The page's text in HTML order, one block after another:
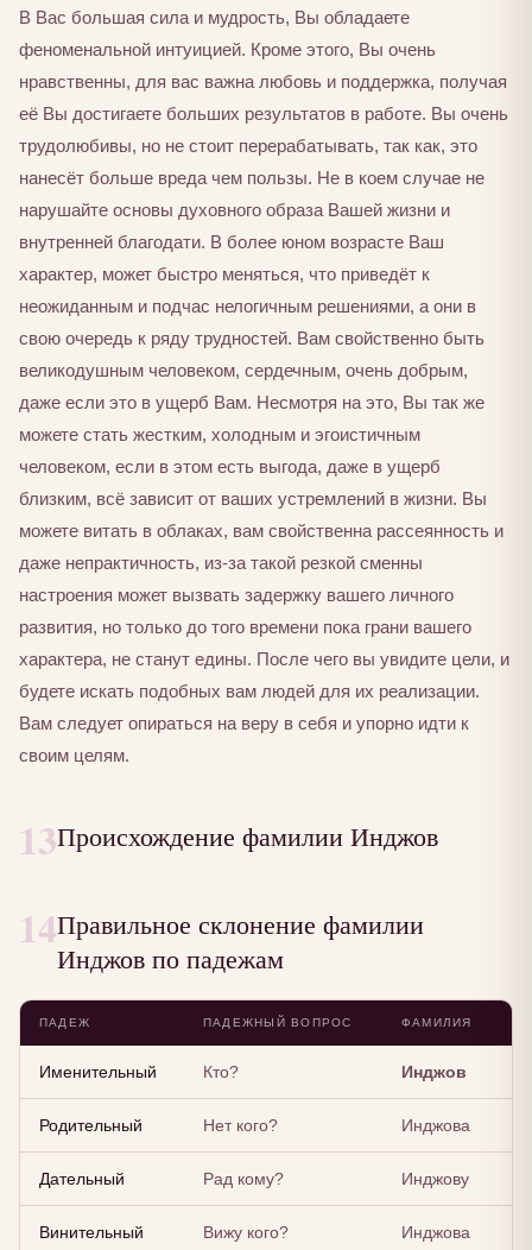
В Вас большая сила и мудрость, Вы обладаете
феноменальной интуицией. Кроме этого, Вы очень
нравственны, для вас важна любовь и поддержка, получая
её Вы достигаете больших результатов в работе. Вы очень
трудолюбивы, но не стоит перерабатывать, так как, это
нанесёт больше вреда чем пользы. Не в коем случае не
нарушайте основы духовного образа Вашей жизни и
внутренней благодати. В более юном возрасте Ваш
характер, может быстро меняться, что приведёт к
неожиданным и подчас нелогичным решениями, а они в
свою очередь к ряду трудностей. Вам свойственно быть
великодушным человеком, сердечным, очень добрым,
даже если это в ущерб Вам. Несмотря на это, Вы так же
можете стать жестким, холодным и эгоистичным
человеком, если в этом есть выгода, даже в ущерб
близким, всё зависит от ваших устремлений в жизни. Вы
можете витать в облаках, вам свойственна рассеянность и
даже непрактичность, из-за такой резкой сменны
настроения может вызвать задержку вашего личного
развития, но только до того времени пока грани вашего
характера, не станут едины. После чего вы увидите цели, и
будете искать подобных вам людей для их реализации.
Вам следует опираться на веру в себя и упорно идти к
своим целям.
13Происхождение фамилии Инджов
14Правильное склонение фамилии
Инджов по падежам
ПАДЕЖ ПАДЕЖНЫЙ ВОПРОС ФАМИЛИЯ
Именительный Кто? Инджов
Родительный Нет кого? Инджова
Дательный Рад кому? Инджову
Винительный Вижу кого? Инджова